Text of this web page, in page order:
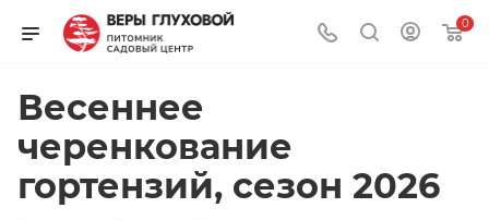
0
Весеннее
черенкование
гортензий, сезон 2026